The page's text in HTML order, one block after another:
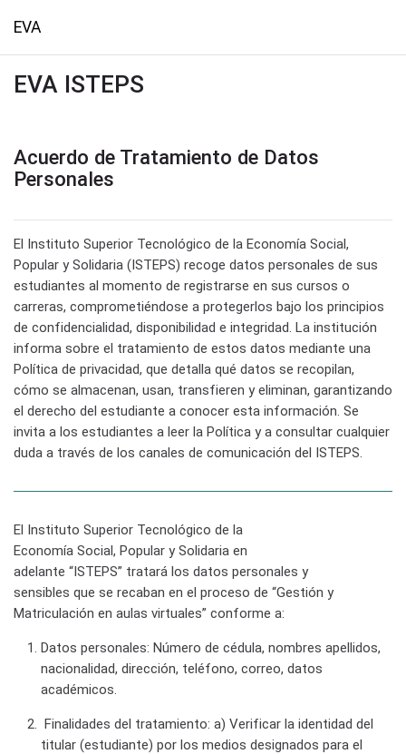
EVA
EVA ISTEPS
Acuerdo de Tratamiento de Datos
Personales
El Instituto Superior Tecnológico de la Economía Social,
Popular y Solidaria (ISTEPS) recoge datos personales de sus
estudiantes al momento de registrarse en sus cursos o
carreras, comprometiéndose a protegerlos bajo los principios
de confidencialidad, disponibilidad e integridad. La institución
informa sobre el tratamiento de estos datos mediante una
Política de privacidad, que detalla qué datos se recopilan,
cómo se almacenan, usan, transfieren y eliminan, garantizando
el derecho del estudiante a conocer esta información. Se
invita a los estudiantes a leer la Política y a consultar cualquier
duda a través de los canales de comunicación del ISTEPS.
El Instituto Superior Tecnológico de la
Economía Social, Popular y Solidaria en
adelante “ISTEPS” tratará los datos personales y
sensibles que se recaban en el proceso de “Gestión y
Matriculación en aulas virtuales” conforme a:
Datos personales: Número de cédula, nombres apellidos,
nacionalidad, dirección, teléfono, correo, datos
académicos
Finalidades del tratamiento: a) Verificar la identidad del
titular (estudiante) por los medios designados para el